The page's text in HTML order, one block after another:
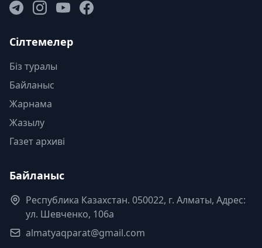
Сілтемелер
Біз туралы
Байланыс
Жарнама
Жазылу
Газет архиві
Байланыс
Республика Казахстан. 050022, г. Алматы, Адрес:
ул. Шевченко, 106а
almatyaqparat@gmail.com